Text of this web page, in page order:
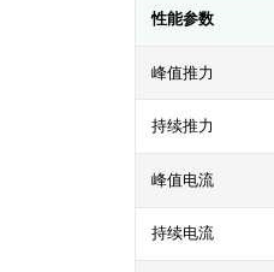
性能参数
峰值推力
持续推力
峰值电流
持续电流